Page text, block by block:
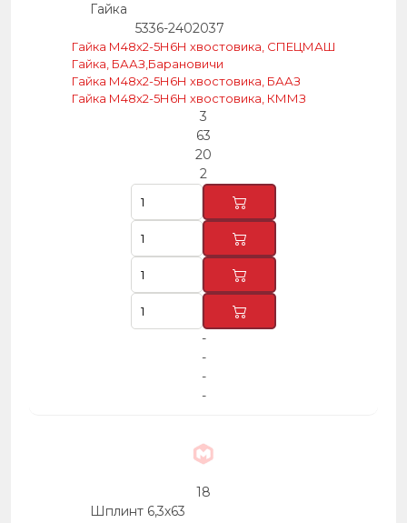
Гайка
5336-2402037
Гайка М48х2-5Н6Н хвостовика, СПЕЦМАШ
Гайка, БААЗ,Барановичи
Гайка М48х2-5Н6Н хвостовика, БААЗ
Гайка М48х2-5Н6Н хвостовика, КММЗ
3
63
20
2
-
-
-
-
18
Шплинт 6,3х63